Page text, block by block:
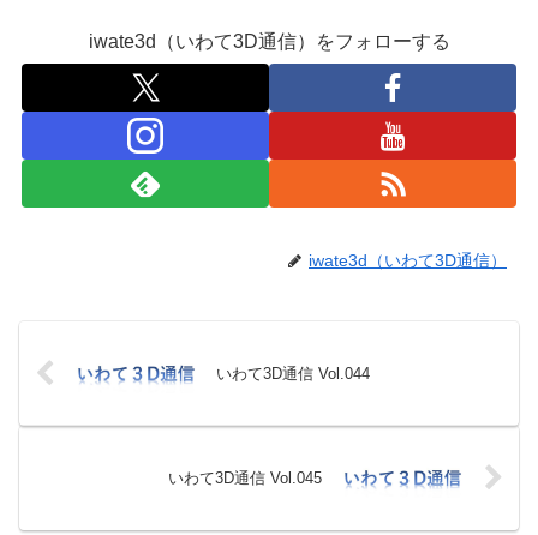
iwate3d（いわて3D通信）をフォローする
iwate3d（いわて3D通信）
いわて3D通信 Vol.044
いわて3D通信 Vol.045